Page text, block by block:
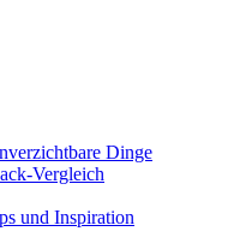
Dinge
Vergleich
und Inspiration